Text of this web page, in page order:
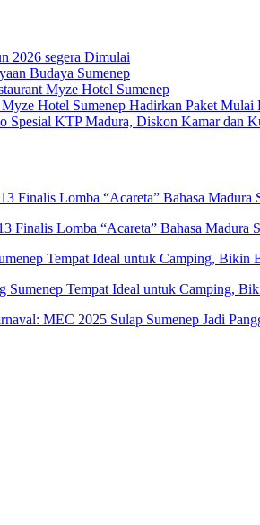
2026 segera Dimulai
Budaya Sumenep
Myze Hotel Sumenep
Hotel Sumenep Hadirkan Paket Mulai
Spesial KTP Madura, Diskon Kamar dan
Finalis Lomba “Acareta” Bahasa
Finalis Lomba “Acareta” Bahasa Madura
Tempat Ideal untuk Camping, Bikin
Sumenep Tempat Ideal untuk Camping,
MEC 2025 Sulap Sumenep Jadi